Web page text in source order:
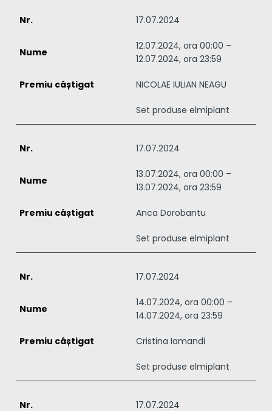
17.07.2024
12.07.2024, ora 00:00 –
12.07.2024, ora 23:59
NICOLAE IULIAN NEAGU
Set produse elmiplant
17.07.2024
13.07.2024, ora 00:00 –
13.07.2024, ora 23:59
Anca Dorobantu
Set produse elmiplant
17.07.2024
14.07.2024, ora 00:00 –
14.07.2024, ora 23:59
Cristina Iamandi
Set produse elmiplant
17.07.2024